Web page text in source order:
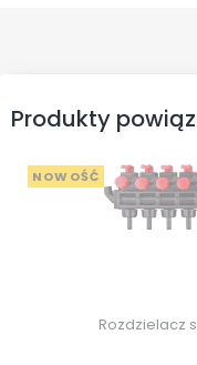
Produkty
NOWOŚĆ
Rozdzielacz